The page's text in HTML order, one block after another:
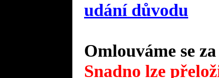
udání důvodu
Omlouváme se
Snadno lze